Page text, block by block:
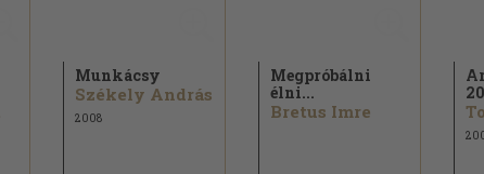
Munkácsy
Székely András
2008
Megpróbálni
élni...
Bretus Imre